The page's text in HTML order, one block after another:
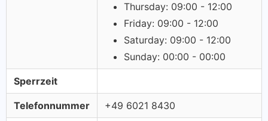
Thursday: 09:00 - 12:00
Friday: 09:00 - 12:00
Saturday: 09:00 - 12:00
Sunday: 00:00 - 00:00
Sperrzeit
Telefonnummer +49 6021 8430